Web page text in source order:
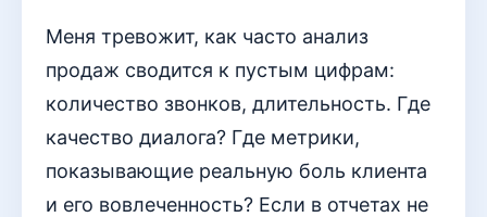
Меня тревожит, как часто анализ
продаж сводится к пустым цифрам:
количество звонков, длительность. Где
качество диалога? Где метрики,
показывающие реальную боль клиента
и его вовлеченность? Если в отчетах не